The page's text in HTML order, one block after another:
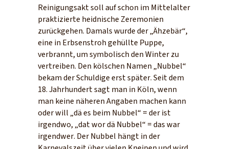
Reinigungsakt soll auf schon im Mittelalter
praktizierte heidnische Zeremonien
zurückgehen. Damals wurde der „Ähzebär“,
eine in Erbsenstroh gehüllte Puppe,
verbrannt, um symbolisch den Winter zu
vertreiben. Den kölschen Namen „Nubbel“
bekam der Schuldige erst später. Seit dem
18. Jahrhundert sagt man in Köln, wenn
man keine näheren Angaben machen kann
oder will „dä es beim Nubbel“ = der ist
irgendwo, „dat wor dä Nubbel“ = das war
irgendwer. Der Nubbel hängt in der